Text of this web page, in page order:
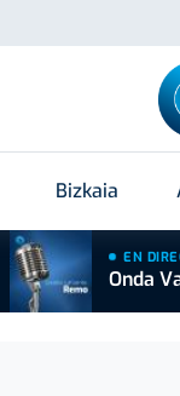
Bizkaia
EN
Onda